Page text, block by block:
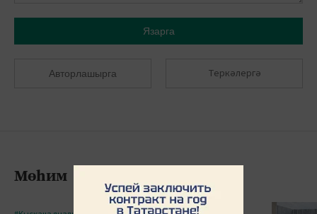
Язарга
Авторлашырга Теркәлергә
Мөһим